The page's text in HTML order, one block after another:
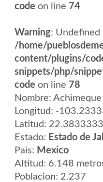
code on line 74
Warning: Undefined
/home/
content/plugins/
snippets/php/
code on line 78
Nombre: Achimeque
Longitud: -
Latitud: 22.3833333
Estado: Estado de
Pais: Mexico
Altitud: 6.148
Poblacion: 2.237